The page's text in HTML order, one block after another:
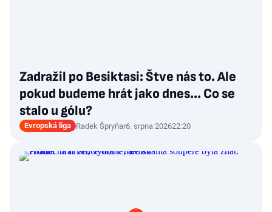
Zadražil po Besiktasi: Štve nás to. Ale
pokud budeme hrát jako dnes... Co se
stalo u gólu?
Evropská liga Radek Špryňar6. srpna 202622:20